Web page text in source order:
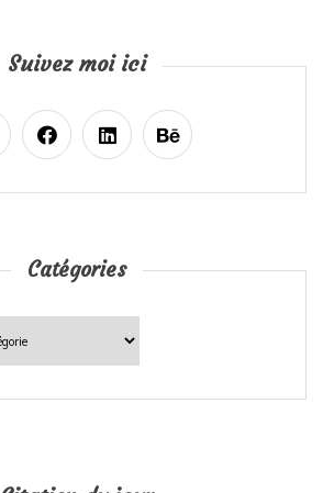
Suivez moi ici
Catégories